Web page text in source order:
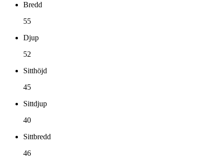
Bredd
55
Djup
52
Sitthöjd
45
Sittdjup
40
Sittbredd
46